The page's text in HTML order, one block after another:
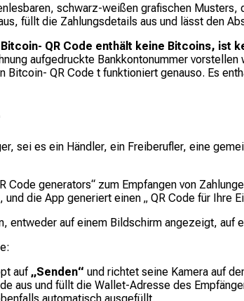
schwarz-weißen grafischen
füllt die Zahlungsdetails aus und lässt den
Bitcoin- QR Code enthält keine Bitcoins, ist
aufgedruckte Bankkontonummer
QR Code t funktioniert genauso. Es
sei es ein Händler, ein Freiberufler, eine
generators“ zum Empfangen von
die App generiert einen „ QR Code für Ihre
entweder auf einem Bildschirm angezeigt, auf
auf „Senden“ und richtet seine Kamera auf
aus und füllt die Wallet-Adresse des